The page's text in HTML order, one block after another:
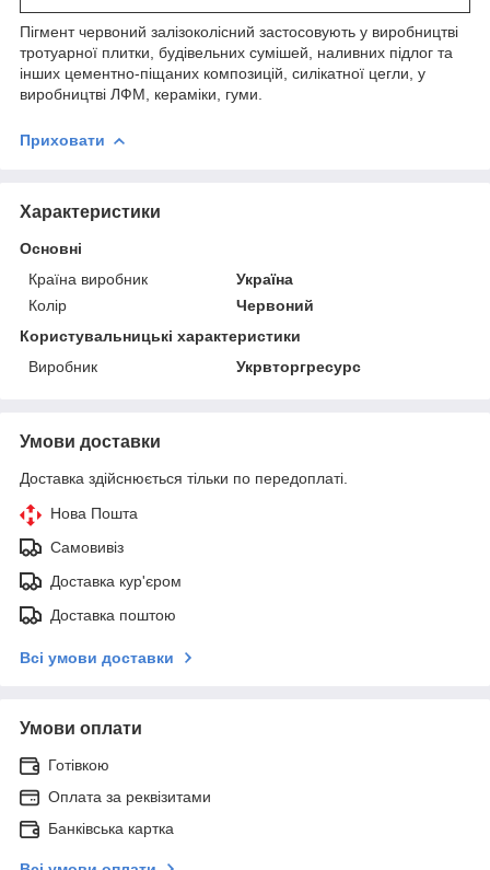
Пігмент червоний залізоколісний застосовують у виробництві
тротуарної плитки, будівельних сумішей, наливних підлог та
інших цементно-піщаних композицій, силікатної цегли, у
виробництві ЛФМ, кераміки, гуми.
Приховати
Характеристики
Основні
Країна виробник
Україна
Колір
Червоний
Користувальницькі характеристики
Виробник
Укрвторгресурс
Умови доставки
Доставка здійснюється тільки по передоплаті.
Нова Пошта
Самовивіз
Доставка кур'єром
Доставка поштою
Всі умови доставки
Умови оплати
Готівкою
Оплата за реквізитами
Банківська картка